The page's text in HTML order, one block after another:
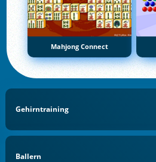
Mahjong Connect
Gehirntraining
Ballern